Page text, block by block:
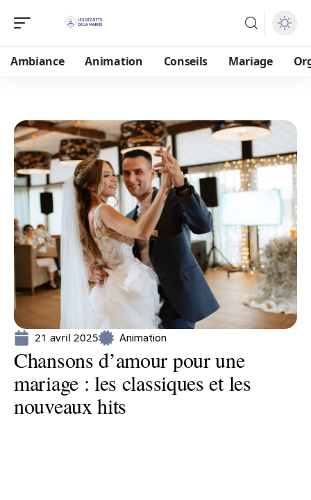
Ambiance Animation Conseils Mariage
21 avril 2025 Animation
Chansons d’amour pour une
mariage : les classiques et les
nouveaux hits